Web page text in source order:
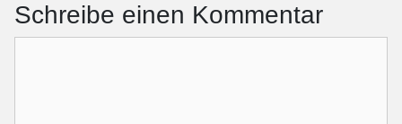
Schreibe einen Kommentar